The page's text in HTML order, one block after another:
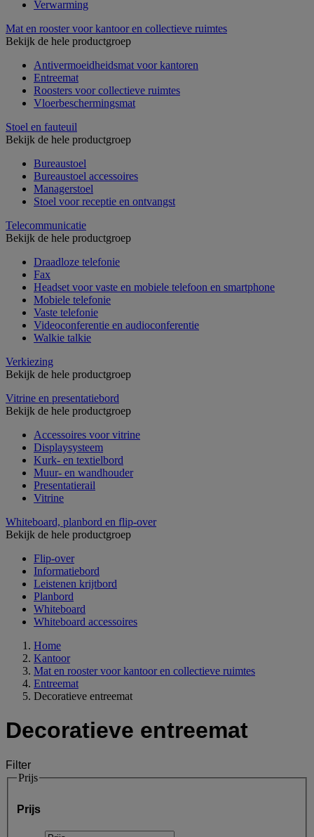
Verwarming
Mat en rooster voor kantoor en collectieve ruimtes
Bekijk de hele productgroep
Antivermoeidheidsmat voor kantoren
Entreemat
Roosters voor collectieve ruimtes
Vloerbeschermingsmat
Stoel en fauteuil
Bekijk de hele productgroep
Bureaustoel
Bureaustoel accessoires
Managerstoel
Stoel voor receptie en ontvangst
Telecommunicatie
Bekijk de hele productgroep
Draadloze telefonie
Fax
Headset voor vaste en mobiele telefoon en smartphone
Mobiele telefonie
Vaste telefonie
Videoconferentie en audioconferentie
Walkie talkie
Verkiezing
Bekijk de hele productgroep
Vitrine en presentatiebord
Bekijk de hele productgroep
Accessoires voor vitrine
Displaysysteem
Kurk- en textielbord
Muur- en wandhouder
Presentatierail
Vitrine
Whiteboard, planbord en flip-over
Bekijk de hele productgroep
Flip-over
Informatiebord
Leistenen krijtbord
Planbord
Whiteboard
Whiteboard accessoires
Home
Kantoor
Mat en rooster voor kantoor en collectieve ruimtes
Entreemat
Decoratieve entreemat
Decoratieve entreemat
Filter
Prijs
Prijs